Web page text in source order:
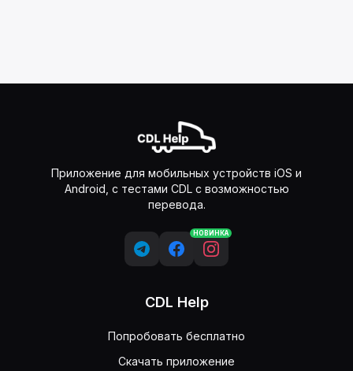
Приложение для мобильных устройств iOS и
Android, с тестами CDL с возможностью
перевода.
НОВИНКА
CDL Help
Попробовать бесплатно
Скачать приложение